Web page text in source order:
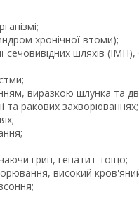
хронічної втоми);
сечовивідних шляхів
виразкою шлунка та
та ракових захворюваннях;
грип, гепатит тощо;
високий